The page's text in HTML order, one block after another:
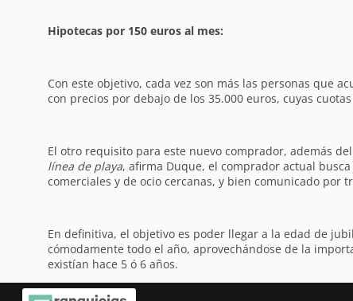
Hipotecas por 150 euros al mes:
Con este objetivo, cada vez son más las personas que
con precios por debajo de los 35.000 euros, cuyas
El otro requisito para este nuevo comprador, además
línea de playa, afirma Duque, el comprador actual
comerciales y de ocio cercanas, y bien comunicado por
En definitiva, el objetivo es poder llegar a la edad de
cómodamente todo el año, aprovechándose de la
existían hace 5 ó 6 años.